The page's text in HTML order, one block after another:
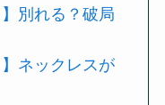
別れる？破局
ネックレスが